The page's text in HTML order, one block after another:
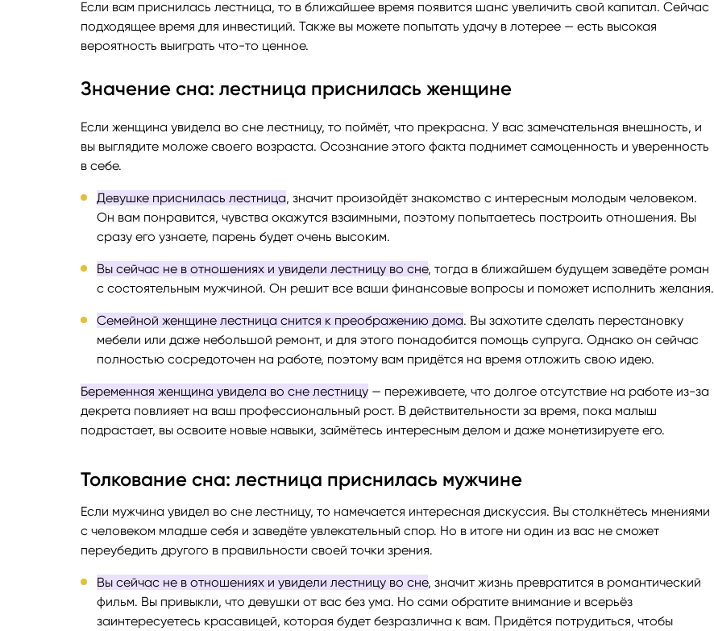
Если вам приснилась лестница, то в ближайшее время появится шанс увеличить свой капитал. Сейчас
подходящее время для инвестиций. Также вы можете попытать удачу в лотерее — есть высокая
вероятность выиграть что-то ценное.
Значение сна: лестница приснилась женщине
Если женщина увидела во сне лестницу, то поймёт, что прекрасна. У вас замечательная внешность, и
вы выглядите моложе своего возраста. Осознание этого факта поднимет самоценность и уверенность
в себе.
Девушке приснилась лестница, значит произойдёт знакомство с интересным молодым человеком.
Он вам понравится, чувства окажутся взаимными, поэтому попытаетесь построить отношения. Вы
сразу его узнаете, парень будет очень высоким.
Вы сейчас не в отношениях и увидели лестницу во сне, тогда в ближайшем будущем заведёте роман
с состоятельным мужчиной. Он решит все ваши финансовые вопросы и поможет исполнить желания.
Семейной женщине лестница снится к преображению дома. Вы захотите сделать перестановку
мебели или даже небольшой ремонт, и для этого понадобится помощь супруга. Однако он сейчас
полностью сосредоточен на работе, поэтому вам придётся на время отложить свою идею.
Беременная женщина увидела во сне лестницу — переживаете, что долгое отсутствие на работе из-за
декрета повлияет на ваш профессиональный рост. В действительности за время, пока малыш
подрастает, вы освоите новые навыки, займётесь интересным делом и даже монетизируете его.
Толкование сна: лестница приснилась мужчине
Если мужчина увидел во сне лестницу, то намечается интересная дискуссия. Вы столкнётесь мнениями
с человеком младше себя и заведёте увлекательный спор. Но в итоге ни один из вас не сможет
переубедить другого в правильности своей точки зрения.
Вы сейчас не в отношениях и увидели лестницу во сне, значит жизнь превратится в романтический
фильм. Вы привыкли, что девушки от вас без ума. Но сами обратите внимание и всерьёз
заинтересуетесь красавицей, которая будет безразлична к вам. Придётся потрудиться, чтобы